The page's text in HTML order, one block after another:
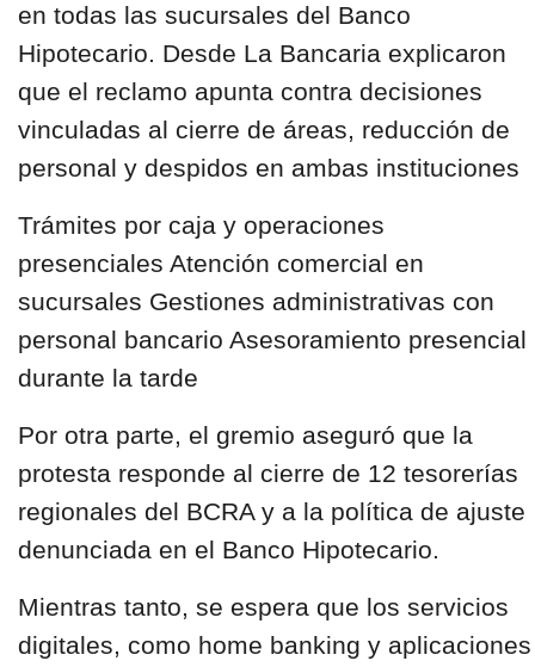
en todas las sucursales del Banco
Hipotecario. Desde La Bancaria explicaron
que el reclamo apunta contra decisiones
vinculadas al cierre de áreas, reducción de
personal y despidos en ambas instituciones
Trámites por caja y operaciones
presenciales Atención comercial en
sucursales Gestiones administrativas con
personal bancario Asesoramiento presencial
durante la tarde
Por otra parte, el gremio aseguró que la
protesta responde al cierre de 12 tesorerías
regionales del BCRA y a la política de ajuste
denunciada en el Banco Hipotecario.
Mientras tanto, se espera que los servicios
digitales, como home banking y aplicaciones